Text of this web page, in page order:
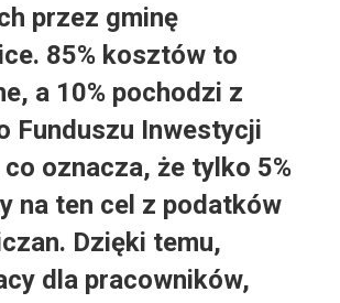
przez gminę
85% kosztów to
a 10% pochodzi z
Funduszu Inwestycji
oznacza, że tylko 5%
na ten cel z podatków
Dzięki temu,
dla pracowników,